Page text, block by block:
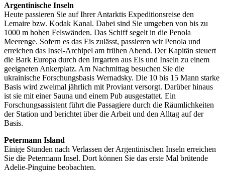
Argentinische Inseln
Heute passieren Sie auf Ihrer Antarktis Expeditionsreise den
Lemaire bzw. Kodak Kanal. Dabei sind Sie umgeben von bis zu
1000 m hohen Felswänden. Das Schiff segelt in die Penola
Meerenge. Sofern es das Eis zulässt, passieren wir Penola und
erreichen das Insel-Archipel am frühen Abend. Der Kapitän steuert
die Bark Europa durch den Irrgarten aus Eis und Inseln zu einem
geeigneten Ankerplatz. Am Nachmittag besuchen Sie die
ukrainische Forschungsbasis Wernadsky. Die 10 bis 15 Mann starke
Basis wird zweimal jährlich mit Proviant versorgt. Darüber hinaus
ist sie mit einer Sauna und einem Pub ausgestattet. Ein
Forschungsassistent führt die Passagiere durch die Räumlichkeiten
der Station und berichtet über die Arbeit und den Alltag auf der
Basis.
Petermann Island
Einige Stunden nach Verlassen der Argentinischen Inseln erreichen
Sie die Petermann Insel. Dort können Sie das erste Mal brütende
Adelie-Pinguine beobachten.